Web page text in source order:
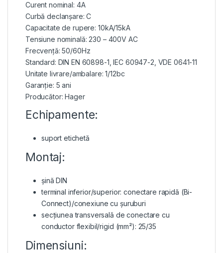
Curent nominal: 4A
Curbă declanșare: C
Capacitate de rupere: 10kA/15kA
Tensiune nominală: 230 – 400V AC
Frecvență: 50/60Hz
Standard: DIN EN 60898-1, IEC 60947-2, VDE 0641-11
Unitate livrare/ambalare: 1/12bc
Garanție: 5 ani
Producător: Hager
Echipamente:
suport etichetă
Montaj:
șină DIN
terminal inferior/superior: conectare rapidă (Bi-
Connect)/conexiune cu șuruburi
secțiunea transversală de conectare cu
conductor flexibil/rigid (mm²): 25/35
Dimensiuni: